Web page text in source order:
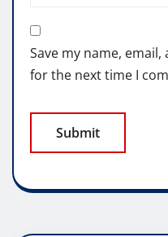
Save my name,
for the next time I